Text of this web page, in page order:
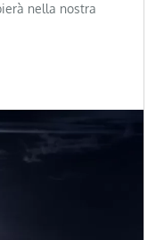
nella nostra